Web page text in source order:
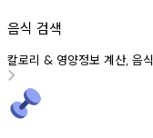
음식 검색
칼로리 & 영양정보 계산, 음식